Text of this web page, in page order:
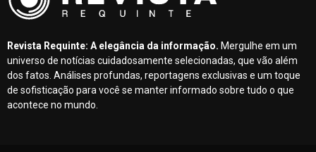
Revista Requinte: A elegância da informação. Mergulhe em um
universo de notícias cuidadosamente selecionadas, que vão além
dos fatos. Análises profundas, reportagens exclusivas e um toque
de sofisticação para você se manter informado sobre tudo o que
acontece no mundo.